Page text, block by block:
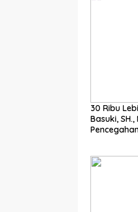
30 Ribu
Basuki,